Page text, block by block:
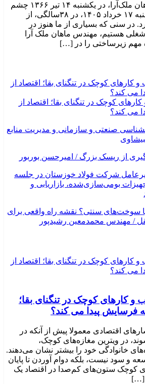
به گزارش کلام قلم، ماهان ملک‌آرا، در یکشنبه ۱۴ تیر ۱۳۶۶ چشم
به جهان گشود و در یکشنبه ۱۷ خرداد ۱۴۰۵، در ۳۸سالگی، از
در سنی که بسیاری از ما هنوز در
هستیم، مهندس ماهان ملک آرا
مهم زیرساختی را در […]
کوچک در تنگنای بقا؛ اقتصاد از
می کند؟
صنعتی و سازمانی و مدیریت منابع
از ریسک بزرگ / امیرحسن بوربور
شرکت فولاد خوزستان در جلسه
بومی‌سازی‌شده، بازاریابی و
سوخت‌های سنتی؟ نقشه راه واقعی برای
/ مهندس محمدمعین رشیدپور
و کارهای کوچک در تنگنای بقا؛
فرسایش پیدا می کند؟
اقتصادی معمولا پیش از آنکه در
در ویترین مغازه‌های کوچک،
خانوادگی خود را بیشتر نشان می‌دهند.
و سود نیست، بلکه دوام آوردن تا پایان
کوچک ستون‌های کم‌صدا در اقتصاد یک
[…]